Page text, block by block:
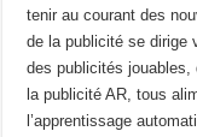
tenir au courant des
de la publicité se dirige
des publicités
la publicité AR, tous
l’apprentissage